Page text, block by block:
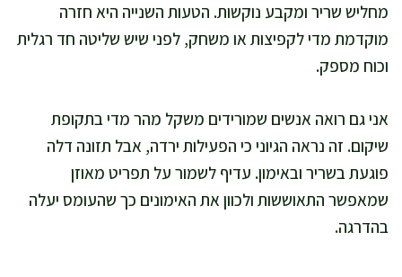
מחליש שריר ומקבע נוקשות. הטעות השנייה היא חזרה
מוקדמת מדי לקפיצות או משחק, לפני שיש שליטה חד רגלית
וכוח מספק.
אני גם רואה אנשים שמורידים משקל מהר מדי בתקופת
שיקום. זה נראה הגיוני כי הפעילות ירדה, אבל תזונה דלה
פוגעת בשריר ובאימון. עדיף לשמור על תפריט מאוזן
שמאפשר התאוששות ולכוון את האימונים כך שהעומס יעלה
בהדרגה.